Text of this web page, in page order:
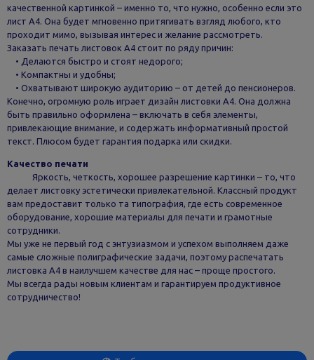
качественной картинкой – именно то, что нужно, особенно если это
лист А4. Она будет мгновенно притягивать взгляд любого, кто
проходит мимо, вызывая интерес и желание рассмотреть.
Заказать печать листовок А4 стоит по ряду причин:
• Делаются быстро и стоят недорого;
• Компактны и удобны;
• Охватывают широкую аудиторию – от детей до пенсионеров.
Конечно, огромную роль играет дизайн листовки А4. Она должна
быть правильно оформлена – включать в себя элементы,
привлекающие внимание, и содержать информативный простой
текст. Плюсом будет гарантия подарка или скидки.
Качество печати
Яркость, четкость, хорошее разрешение картинки – то, что
делает листовку эстетически привлекательной. Классный продукт
вам предоставит только та типография, где есть современное
оборудование, хорошие материалы для печати и грамотные
сотрудники.
Мы уже не первый год с энтузиазмом и успехом выполняем даже
самые сложные полиграфические задачи, поэтому распечатать
листовка А4 в наилучшем качестве для нас – проще простого.
Мы всегда рады новым клиентам и гарантируем продуктивное
сотрудничество!